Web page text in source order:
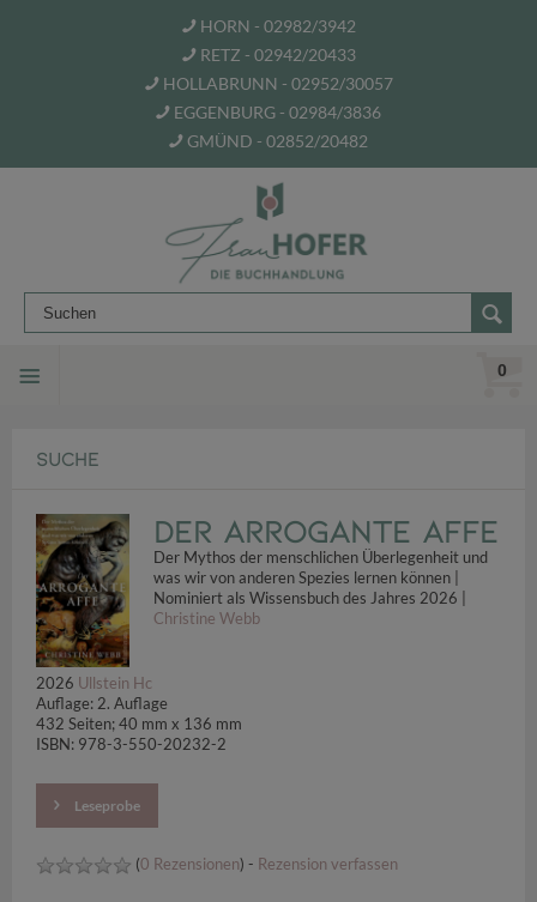
HORN - 02982/3942
RETZ - 02942/20433
HOLLABRUNN - 02952/30057
EGGENBURG - 02984/3836
GMÜND - 02852/20482
0
SUCHE
Der arrogante Affe
Der Mythos der menschlichen Überlegenheit und
was wir von anderen Spezies lernen können |
Nominiert als Wissensbuch des Jahres 2026 |
Christine Webb
2026 Ullstein Hc
Auflage: 2. Auflage
432 Seiten; 40 mm x 136 mm
ISBN: 978-3-550-20232-2
Leseprobe
(0 Rezensionen) - Rezension verfassen